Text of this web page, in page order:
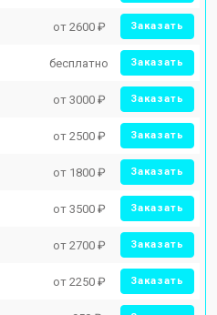
от 2600 ₽ Заказать
бесплатно Заказать
от 3000 ₽ Заказать
от 2500 ₽ Заказать
от 1800 ₽ Заказать
от 3500 ₽ Заказать
от 2700 ₽ Заказать
от 2250 ₽ Заказать